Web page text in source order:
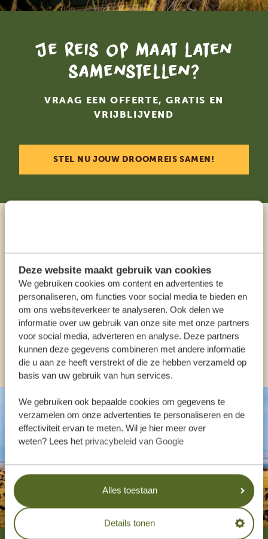
Deze website maakt gebruik van cookies
We gebruiken cookies om content en advertenties te
personaliseren, om functies voor social media te bieden en
om ons websiteverkeer te analyseren. Ook delen we
informatie over uw gebruik van onze site met onze partners
voor social media, adverteren en analyse. Deze partners
kunnen deze gegevens combineren met andere informatie
die u aan ze heeft verstrekt of die ze hebben verzameld op
basis van uw gebruik van hun services.
We gebruiken ook bepaalde cookies om gegevens te
verzamelen om onze advertenties te personaliseren en de
effectiviteit ervan te meten. Wil je hier meer over
weten? Lees het privacybeleid van Google
Alles toestaan
Details tonen
Je reis op maat laten
samenstellen?
VRAAG EEN OFFERTE, GRATIS EN
VRIJBLIJVEND
STEL NU JOUW DROOMREIS SAMEN!
ONZE SPECIALISTEN STAAN VOOR JE KLAAR
NL: +31 174 35 2016
ANDERE LANDEN
Footer